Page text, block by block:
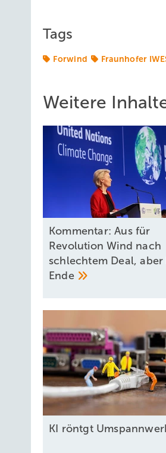
Tags
Forwind Fraunhofer
Weitere
Kommentar: Aus für
Revolution Wind nach
schlechtem Deal, aber
Ende
KI röntgt